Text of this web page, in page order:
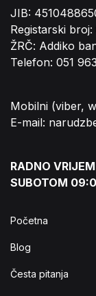
JIB:
Registarski
ŽRČ: Addiko
Telefon: 051
Mobilni (viber,
E-mail:
RADNO
SUBOTOM
Početna
Blog
Česta pitanja